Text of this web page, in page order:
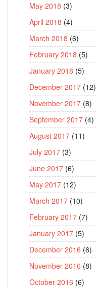
May 2018 (3)
April 2018 (4)
March 2018 (6)
February 2018 (5)
January 2018 (5)
December 2017 (12)
November 2017 (8)
September 2017 (4)
August 2017 (11)
July 2017 (3)
June 2017 (6)
May 2017 (12)
March 2017 (10)
February 2017 (7)
January 2017 (5)
December 2016 (6)
November 2016 (8)
October 2016 (6)